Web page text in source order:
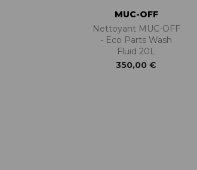
MUC-OFF
Nettoyant MUC-OFF
- Eco Parts Wash
Fluid 20L
350,00 €